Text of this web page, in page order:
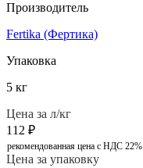
Производитель
Fertika (Фертика)
Упаковка
5 кг
Цена за л/кг
112 ₽
рекомендованная цена с НДС 22%
Цена за упаковку